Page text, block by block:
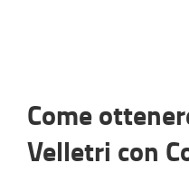
Come
Velletri con